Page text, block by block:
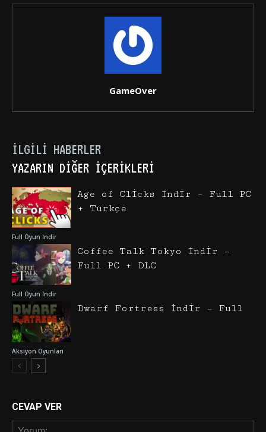
GameOver
İLGILI HABERLER
YAZARIN DIĞER İÇERIKLERI
Full Oyun İndir
Age of Clicks İndir – Full PC
+ Türkçe
Full Oyun İndir
Coffee Talk Tokyo İndir –
Full PC + DLC
Aksiyon Oyunları
Dwarf Fortress İndir – Full
CEVAP VER